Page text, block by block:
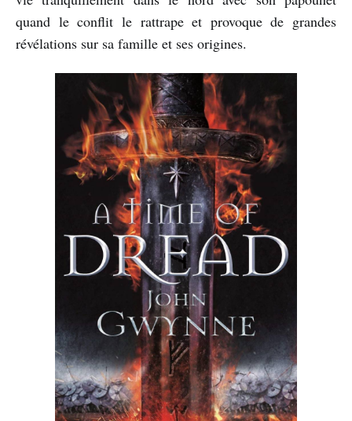
quand le conflit le rattrape et provoque de grandes
révélations sur sa famille et ses origines.